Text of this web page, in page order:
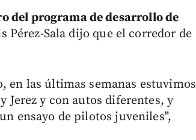
del programa de desarrollo de
Sala dijo que el corredor de
en las últimas semanas estuvimos
Jerez y con autos diferentes, y
ensayo de pilotos juveniles",